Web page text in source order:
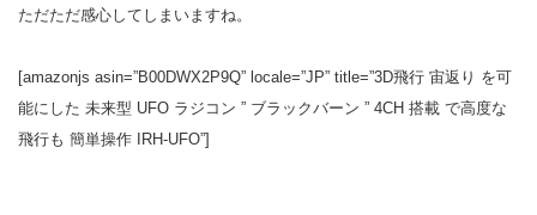
ただただ感心してしまいますね。
[amazonjs asin=”B00DWX2P9Q” locale=”JP” title=”3D飛行 宙返り を可
能にした 未来型 UFO ラジコン ” ブラックバーン ” 4CH 搭載 で高度な
飛行も 簡単操作 IRH-UFO”]